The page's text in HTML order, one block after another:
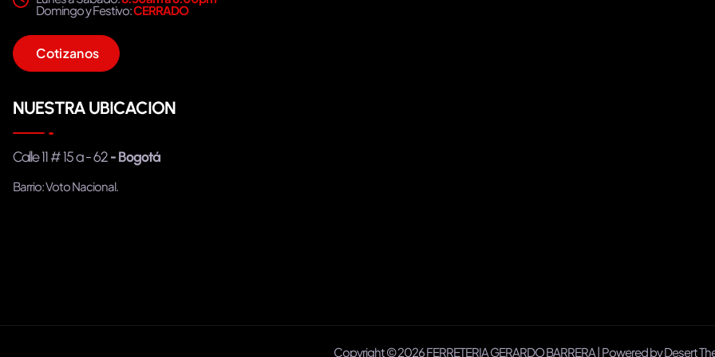
Domingo y Festivo:CERRADO
Cotizanos
NUESTRA UBICACION
Calle 11 # 15 a - 62- Bogotá
Barrio: Voto Nacional.
Copyright © 2026 FERRETERIA GERARDO BARRERA | Powered byDesert